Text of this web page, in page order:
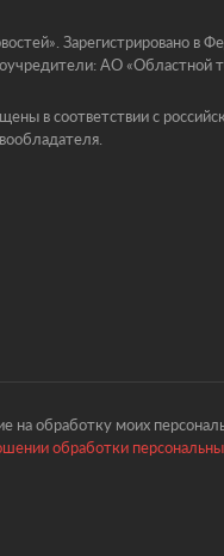
Зарегистрировано в
АО «Областной
в соответствии с
на обработку моих
обработки